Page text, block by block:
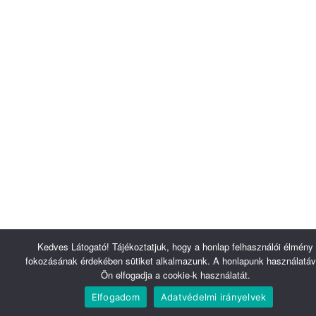
Kedves Látogató! Tájékoztatjuk, hogy a honlap felhasználói élmény
fokozásának érdekében sütiket alkalmazunk. A honlapunk
Ön elfogadja a cookie-k használatát.
Elfogadom Adatvédelmi irányelvek